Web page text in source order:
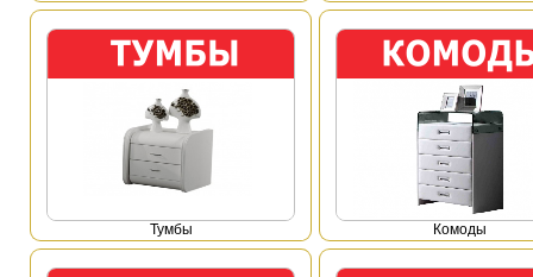
Тумбы Комоды